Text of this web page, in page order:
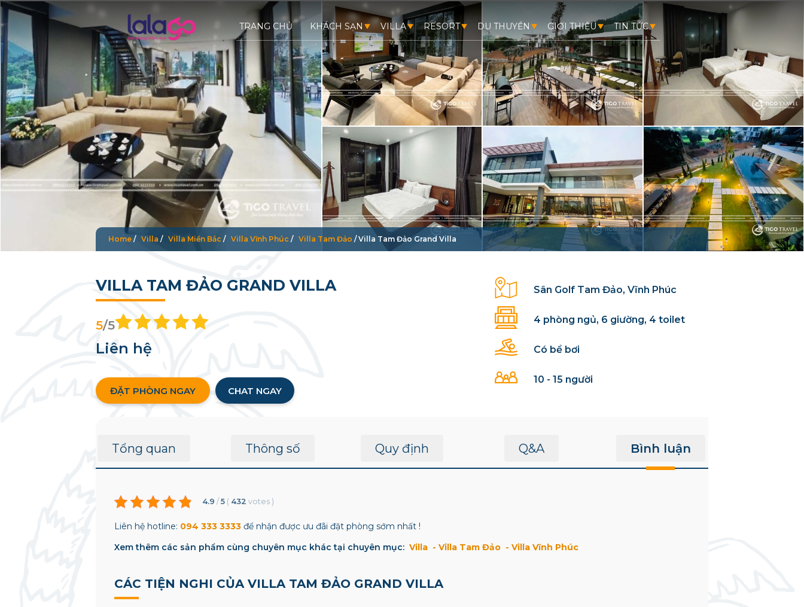
TRANG CHỦ KHÁCH SẠN VILLA RESORT DU THUYỀN GIỚI THIỆU TIN TỨC
Home / Villa / Villa Miền Bắc / Villa Vĩnh Phúc / Villa Tam Đảo / Villa Tam Đảo Grand Villa
VILLA TAM ĐẢO GRAND VILLA Sân Golf Tam Đảo, Vĩnh Phúc
4 phòng ngủ, 6 giường, 4 toilet
Có bể bơi
10 - 15 người
5/5
Liên hệ
ĐẶT PHÒNG NGAY CHAT NGAY
Tổng quan Thông số Quy định Q&A Bình luận
4.9 / 5 ( 432 votes )
Liên hệ hotline: 094 333 3333để nhận được ưu đãi đặt phòng sớm nhất !
Xem thêm các sản phẩm cùng chuyên mục khác tại chuyên mục: Villa Villa Tam Đảo Villa Vĩnh Phúc
CÁC TIỆN NGHI CỦA VILLA TAM ĐẢO GRAND VILLA